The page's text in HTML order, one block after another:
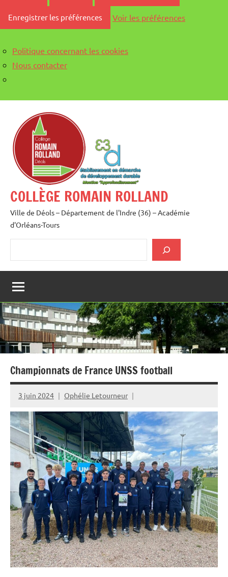
Enregistrer les préférences Voir les préférences
Politique concernant les cookies
Nous contacter
contenu
COLLÈGE ROMAIN ROLLAND
Ville de Déols – Département de l'Indre (36) – Académie
d'Orléans-Tours
Championnats de France UNSS football
3 juin 2024 Ophélie Letourneur